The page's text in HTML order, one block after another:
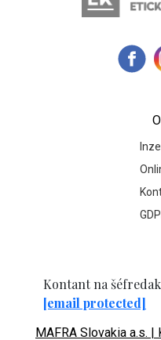
Kontant na
[email protected]
MAFRA Slovakia a.s.